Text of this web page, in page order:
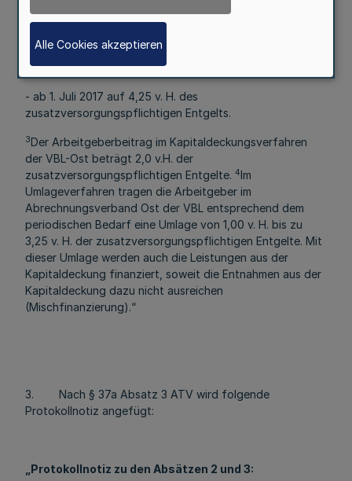
zusatzversorgungspflichtigen Entgelts,
- ab 1. Juli 2016 auf 3,5 v. H. des
zusatzversorgungspflichtigen Entgelts und
- ab 1. Juli 2017 auf 4,25 v. H. des
zusatzversorgungspflichtigen Entgelts.
3Der Arbeitgeberbeitrag im Kapitaldeckungsverfahren
der VBL-Ost beträgt 2,0 v.H. der
zusatzversorgungspflichtigen Entgelte. 4Im
Umlageverfahren tragen die Arbeitgeber im
Abrechnungsverband Ost der VBL entsprechend dem
periodischen Bedarf eine Umlage von 1,00 v. H. bis zu
3,25 v. H. der zusatzversorgungspflichtigen Entgelte. Mit
dieser Umlage werden auch die Leistungen aus der
Kapitaldeckung finanziert, soweit die Entnahmen aus der
Kapitaldeckung dazu nicht ausreichen
(Mischfinanzierung).“
3. Nach § 37a Absatz 3 ATV wird folgende
Protokollnotiz angefügt:
„Protokollnotiz zu den Absätzen 2 und 3:
Alle Cookies akzeptieren